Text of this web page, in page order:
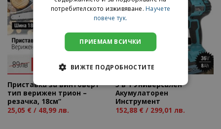
Add to
Приставка за винтоверт
тип верижен трион –
резачка, 18см“
25,05 € / 48,99 лв.
Add to
wishlist
5 в 1 Универсален
Акумулаторен
Инструмент
152,88 € / 299,01 лв.
потребителското изживяване. Научете
повече тук.
ПРИЕМАМ ВСИЧКИ
ВИЖТЕ ПОДРОБНОСТИТЕ